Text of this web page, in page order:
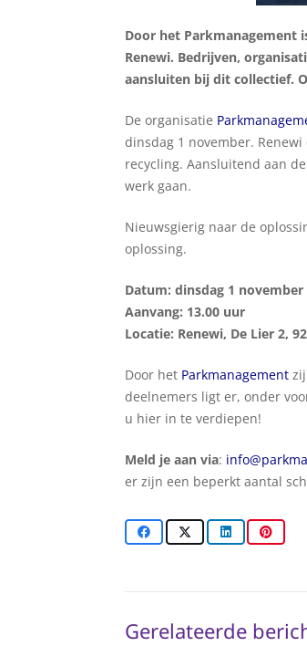
Door het Parkmanagement
Renewi. Bedrijven,
aansluiten bij dit collectief.
De organisatie
dinsdag 1 november.
recycling. Aansluitend aan
werk gaan.
Nieuwsgierig naar de
oplossing.
Datum: dinsdag 1 november
Aanvang: 13.00 uur
Locatie: Renewi, De Lier 2,
Door het Parkmanagement
deelnemers ligt er, onder
u hier in te verdiepen!
Meld je aan via:
er zijn een beperkt aantal
Gerelateerde